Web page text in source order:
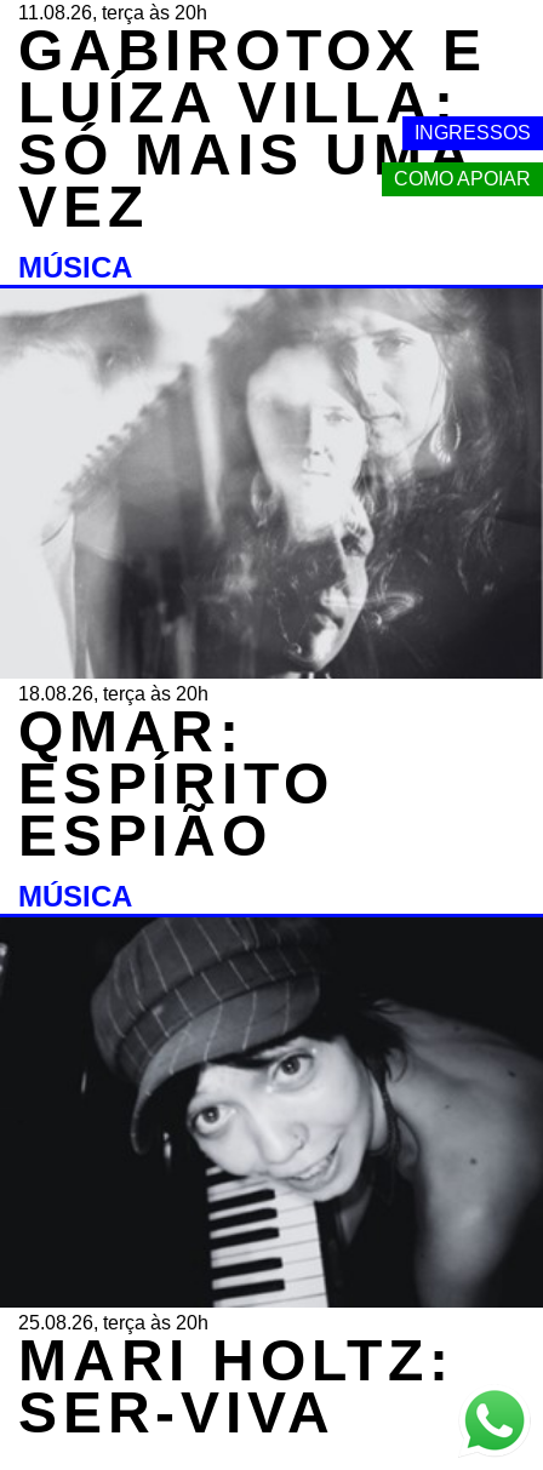
INGRESSOS
COMO APOIAR
11.08.26, terça às 20h
GABIROTOX E
LUÍZA VILLA:
SÓ MAIS UMA
VEZ
MÚSICA
18.08.26, terça às 20h
QMAR:
ESPÍRITO
ESPIÃO
MÚSICA
25.08.26, terça às 20h
MARI HOLTZ:
SER-VIVA